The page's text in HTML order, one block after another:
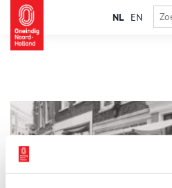
NL EN